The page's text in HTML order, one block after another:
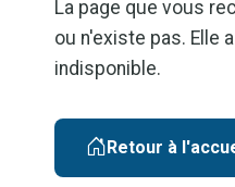
La page que vous
ou n'existe pas. Elle
indisponible.
Retour à